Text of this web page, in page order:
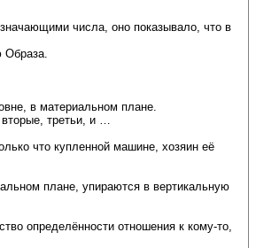
числа, оно показывало, что в
Образа.
в материальном плане.
третьи, и …
что купленной машине, хозяин её
плане, упираются в вертикальную
определённости отношения к кому-то,